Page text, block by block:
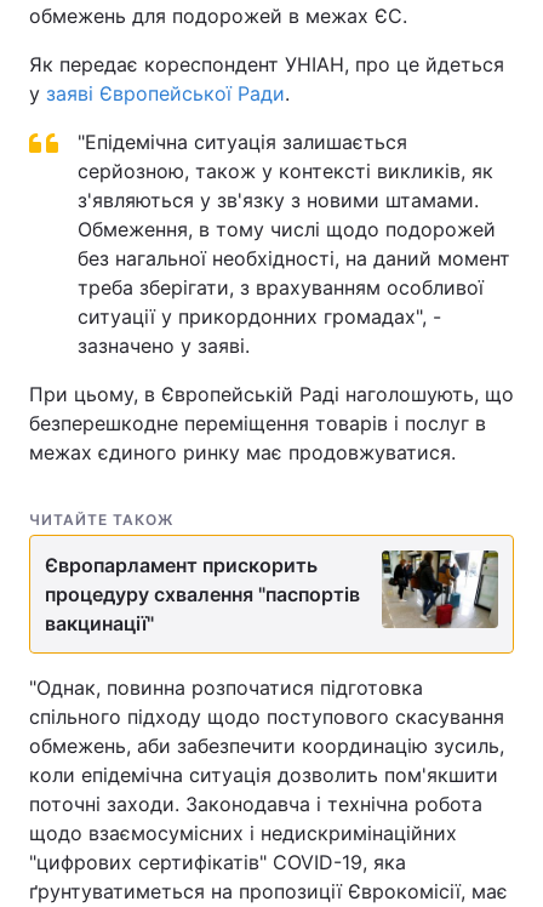
обмежень для подорожей в межах ЄС.
Як передає кореспондент УНІАН, про це йдеться
у заяві Європейської Ради.
"Епідемічна ситуація залишається
серйозною, також у контексті викликів, як
з'являються у зв'язку з новими штамами.
Обмеження, в тому числі щодо подорожей
без нагальної необхідності, на даний момент
треба зберігати, з врахуванням особливої
ситуації у прикордонних громадах", -
зазначено у заяві.
При цьому, в Європейській Раді наголошують, що
безперешкодне переміщення товарів і послуг в
межах єдиного ринку має продовжуватися.
ЧИТАЙТЕ ТАКОЖ
Європарламент прискорить
процедуру схвалення "паспортів
вакцинації"
"Однак, повинна розпочатися підготовка
спільного підходу щодо поступового скасування
обмежень, аби забезпечити координацію зусиль,
коли епідемічна ситуація дозволить пом'якшити
поточні заходи. Законодавча і технічна робота
щодо взаємосумісних і недискримінаційних
"цифрових сертифікатів" COVID-19, яка
ґрунтуватиметься на пропозиції Єврокомісії, має